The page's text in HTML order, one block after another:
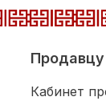
Продавцу
Кабинет